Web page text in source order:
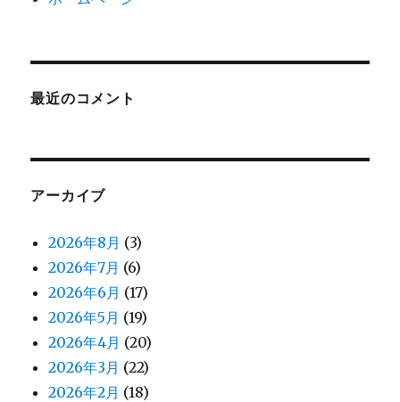
最近のコメント
アーカイブ
2026年8月 (3)
2026年7月 (6)
2026年6月 (17)
2026年5月 (19)
2026年4月 (20)
2026年3月 (22)
2026年2月 (18)